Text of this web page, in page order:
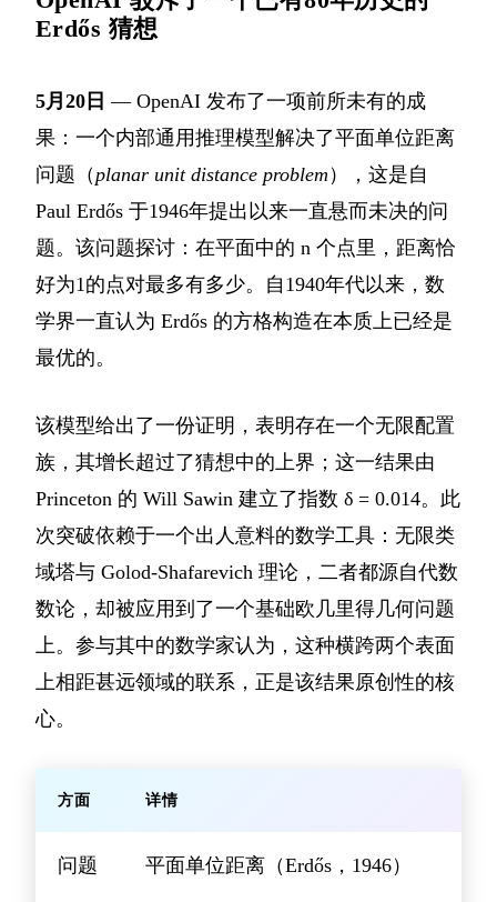
Erdős 猜想
5月20日 — OpenAI 发布了一项前所未有的成
果：一个内部通用推理模型解决了平面单位距离
问题（planar unit distance problem ），这是自
Paul Erdős 于1946年提出以来一直悬而未决的问
题。该问题探讨：在平面中的 n 个点里，距离恰
好为1的点对最多有多少。自1940年代以来，数
学界一直认为 Erdős 的方格构造在本质上已经是
最优的。
该模型给出了一份证明，表明存在一个无限配置
族，其增长超过了猜想中的上界；这一结果由
Princeton 的 Will Sawin 建立了指数 δ = 0.014。此
次突破依赖于一个出人意料的数学工具：无限类
域塔与 Golod-Shafarevich 理论，二者都源自代数
数论，却被应用到了一个基础欧几里得几何问题
上。参与其中的数学家认为，这种横跨两个表面
上相距甚远领域的联系，正是该结果原创性的核
心。
方面 详情
问题 平面单位距离（Erdős，1946）